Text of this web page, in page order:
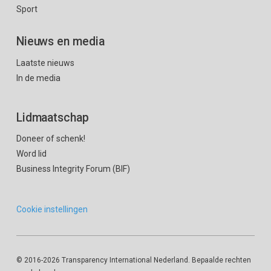
Sport
Nieuws en media
Laatste nieuws
In de media
Lidmaatschap
Doneer of schenk!
Word lid
Business Integrity Forum (BIF)
Cookie instellingen
© 2016-2026 Transparency International Nederland. Bepaalde rechten